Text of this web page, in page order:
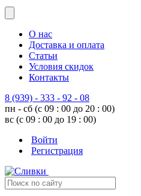
О нас
Доставка и оплата
Статьи
Условия скидок
Контакты
8 (939) - 333 - 92 - 08
пн - сб (с 09 : 00 до 20 : 00)
вс (с 09 : 00 до 19 : 00)
Войти
Регистрация